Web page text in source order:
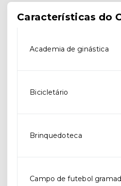
Características do
Academia de ginástica
Bicicletário
Brinquedoteca
Campo de futebol